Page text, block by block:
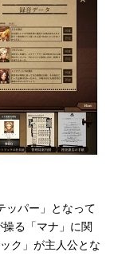
ッパー」となって
る「マナ」に関
ク」が主人公とな